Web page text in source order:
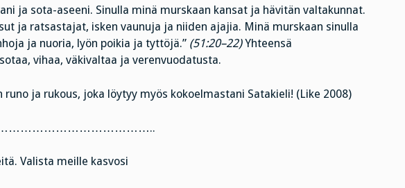
ja sota-aseeni. Sinulla minä murskaan kansat ja hävitän valtakunnat.
ja ratsastajat, isken vaunuja ja niiden ajajia. Minä murskaan sinulla
ja nuoria, lyön poikia ja tyttöjä.” (51:20–22)Yhteensä
vihaa, väkivaltaa ja verenvuodatusta.
ja rukous, joka löytyy myös kokoelmastani Satakieli! (Like 2008)
Valista meille kasvosi